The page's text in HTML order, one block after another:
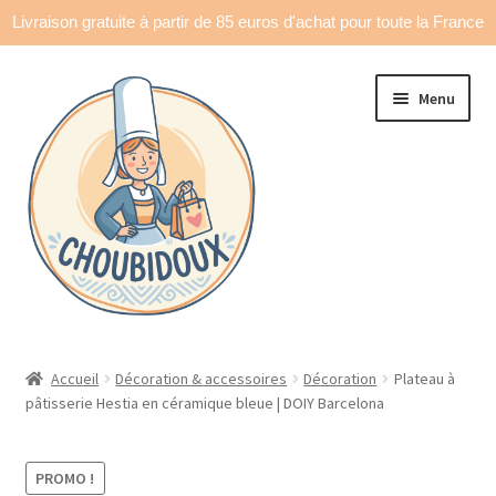
Livraison gratuite à partir de 85 euros d'achat pour toute la France
navigation
contenu
Menu
Made in France
Déco & accessoires
Accueil Décoration & accessoires Décoration
Plateau à
pâtisserie Hestia en céramique bleue | DOIY Barcelona
PROMO !